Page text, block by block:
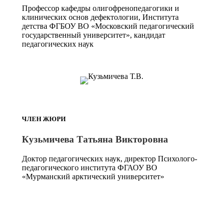
Профессор кафедры олигофренопедагогики и
клинических основ дефектологии, Института
детства ФГБОУ ВО «Московский педагогический
государственный университет», кандидат
педагогических наук
ЧЛЕН ЖЮРИ
Кузьмичева Татьяна Викторовна
Доктор педагогических наук, директор Психолого-
педагогического института ФГАОУ ВО
«Мурманский арктический университет»